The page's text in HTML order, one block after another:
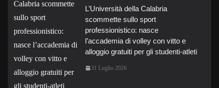
L’Università della Calabria
scommette sullo sport
professionistico: nasce
l’accademia di volley con vitto e
alloggio gratuiti per gli studenti-atleti
31 Luglio 2026